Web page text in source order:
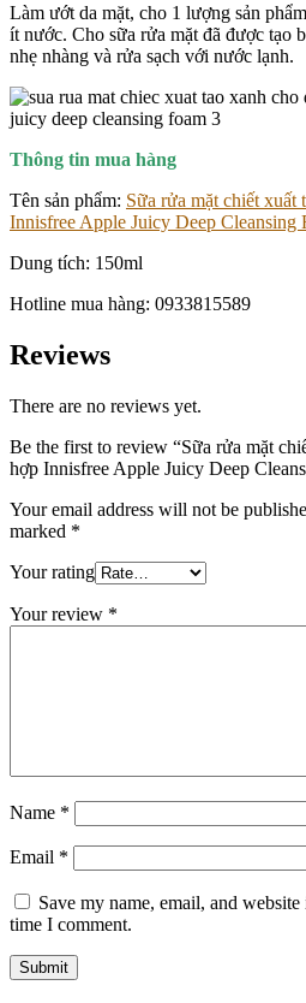
Làm ướt da mặt, cho 1 lượng sản
ít nước. Cho sữa rửa mặt đã được tạo
nhẹ nhàng và rửa sạch với nước lạnh.
Thông tin mua hàng
Tên sản phẩm: Sữa rửa mặt chiết xuất
Innisfree Apple Juicy Deep Cleansing
Dung tích: 150ml
Hotline mua hàng: 0933815589
Reviews
There are no reviews yet.
Be the first to review “Sữa rửa mặt
hợp Innisfree Apple Juicy Deep
Your email address will not be
marked *
Your rating
Your review *
Name *
Email *
Save my name, email, and
time I comment.